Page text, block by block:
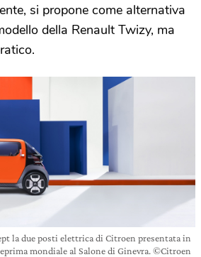
si propone come alternativa
della Renault Twizy, ma
la due posti elettrica di Citroen presentata in
mondiale al Salone di Ginevra. ©Citroen